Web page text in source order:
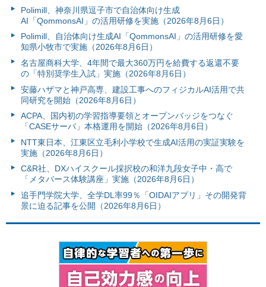
Polimill、神奈川県逗子市で自治体向け生成
AI「QommonsAI」の活用研修を実施（2026年8月6日）
Polimill、自治体向け生成AI「QommonsAI」の活用研修を愛
知県小牧市で実施（2026年8月6日）
名古屋商科大学、4年間で最大360万円を給費する返還不要
の「特別奨学生入試」実施（2026年8月6日）
安藤ハザマと神戸高専、建設工事へのフィジカルAI活用で共
同研究を開始（2026年8月6日）
ACPA、国内初の学習指導要領とオープンバッジをつなぐ
「CASEサーバ」本格運用を開始（2026年8月6日）
NTT東日本、江東区立毛利小学校で生成AI活用の実証実験を
実施（2026年8月6日）
C&R社、DXハイスクール採択校の和洋九段女子中・高で
「メタバース体験講座」実施（2026年8月6日）
追手門学院大学、全学DL率99％「OIDAIアプリ」その開発背
景に迫る記事を公開（2026年8月6日）